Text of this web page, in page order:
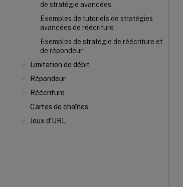
de stratégie avancées
Exemples de tutoriels de stratégies
avancées de réécriture
Exemples de stratégie de réécriture et
de répondeur
Limitation de débit
Répondeur
Réécriture
Cartes de chaînes
Jeux d'URL